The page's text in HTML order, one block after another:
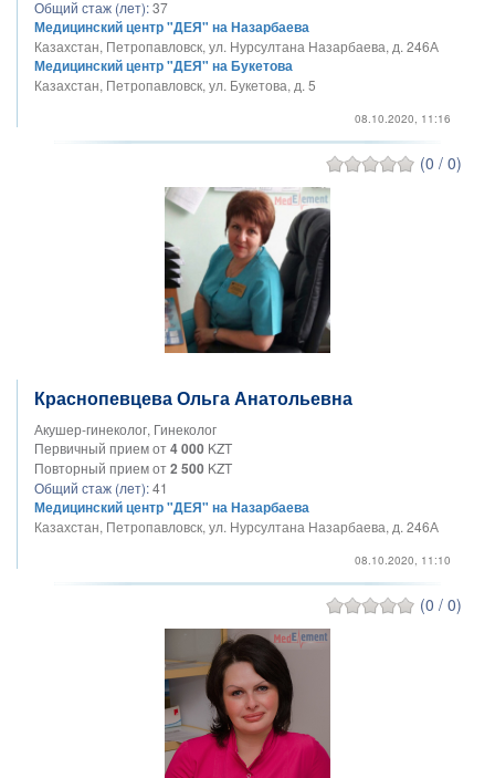
Общий стаж (лет):37
Медицинский центр "ДЕЯ" на Назарбаева
Казахстан, Петропавловск, ул. Нурсултана Назарбаева, д. 246А
Медицинский центр "ДЕЯ" на Букетова
Казахстан, Петропавловск, ул. Букетова, д. 5
08.10.2020, 11:16
(0 / 0)
Краснопевцева Ольга Анатольевна
Акушер-гинеколог, Гинеколог
Первичный прием от4 000 KZT
Повторный прием от2 500 KZT
Общий стаж (лет):41
Медицинский центр "ДЕЯ" на Назарбаева
Казахстан, Петропавловск, ул. Нурсултана Назарбаева, д. 246А
08.10.2020, 11:10
(0 / 0)